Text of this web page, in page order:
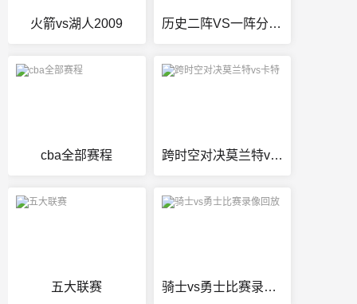
火箭vs湖人2009 历史二阵VS一阵分卫篇
cba全部赛程 跨时空对决莫兰特vs卡特
五大联赛 骑士vs勇士比赛录像回放